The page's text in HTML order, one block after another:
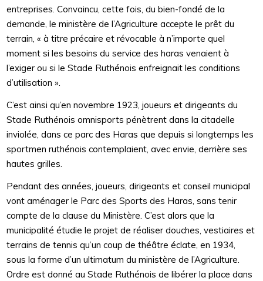
entreprises. Convaincu, cette fois, du bien-fondé de la
demande, le ministère de l’Agriculture accepte le prêt du
terrain, « à titre précaire et révocable à n’importe quel
moment si les besoins du service des haras venaient à
l’exiger ou si le Stade Ruthénois enfreignait les conditions
d’utilisation ».
C’est ainsi qu’en novembre 1923, joueurs et dirigeants du
Stade Ruthénois omnisports pénètrent dans la citadelle
inviolée, dans ce parc des Haras que depuis si longtemps les
sportmen ruthénois contemplaient, avec envie, derrière ses
hautes grilles.
Pendant des années, joueurs, dirigeants et conseil municipal
vont aménager le Parc des Sports des Haras, sans tenir
compte de la clause du Ministère. C’est alors que la
municipalité étudie le projet de réaliser douches, vestiaires et
terrains de tennis qu’un coup de théâtre éclate, en 1934,
sous la forme d’un ultimatum du ministère de l’Agriculture.
Ordre est donné au Stade Ruthénois de libérer la place dans